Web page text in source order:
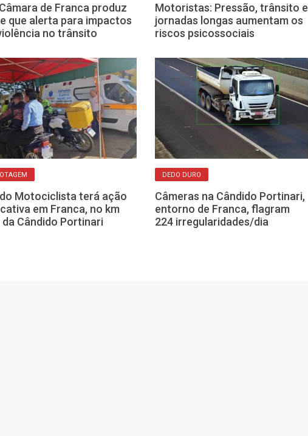
de Franca produz
que alerta para impactos
no trânsito
Motoristas: Pressão, trânsito e
jornadas longas aumentam os
riscos psicossociais
Motociclista terá ação
em Franca, no km
da Cândido Portinari
DEDO DURO
Câmeras na Cândido Portinari,
entorno de Franca, flagram
224 irregularidades/dia